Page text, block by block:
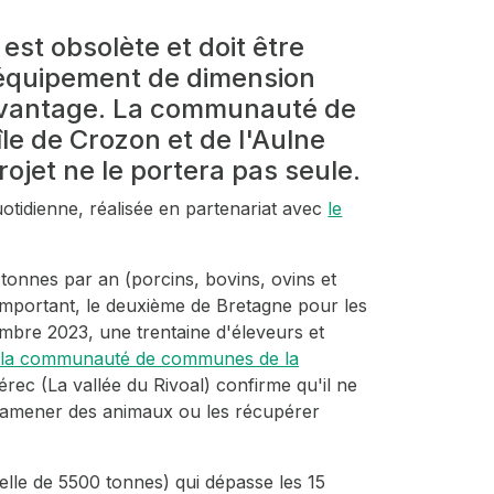
obsolète et doit être
de dimension
La communauté de
de Crozon et de l'Aulne
ne le portera pas seule.
réalisée en partenariat avec le
par an (porcins, bovins, ovins et
le deuxième de Bretagne pour les
2023, une trentaine d'éleveurs et
communauté de communes de la
(La vallée du Rivoal) confirme qu'il ne
des animaux ou les récupérer
de 5500 tonnes) qui dépasse les 15